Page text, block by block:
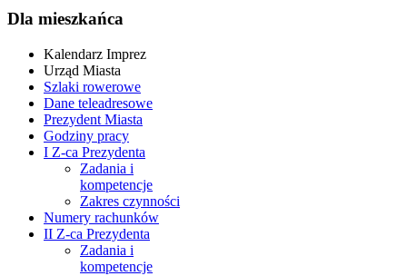
Dla mieszkańca
Kalendarz Imprez
Urząd Miasta
Szlaki rowerowe
Dane teleadresowe
Prezydent Miasta
Godziny pracy
I Z-ca Prezydenta
Zadania i
kompetencje
Zakres czynności
Numery rachunków
II Z-ca Prezydenta
Zadania i
kompetencje